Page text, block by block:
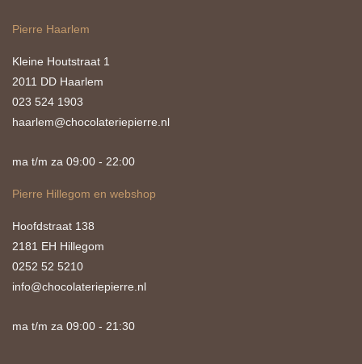
Pierre Haarlem
Kleine Houtstraat 1
2011 DD Haarlem
023 524 1903
haarlem@chocolateriepierre.nl
ma t/m za 09:00 - 22:00
Pierre Hillegom en webshop
Hoofdstraat 138
2181 EH Hillegom
0252 52 5210
info@chocolateriepierre.nl
ma t/m za 09:00 - 21:30